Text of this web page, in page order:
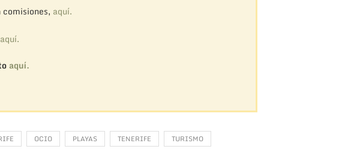
comisiones, aquí.
aquí.
aquí.
OCIO PLAYAS TENERIFE
TURISMO